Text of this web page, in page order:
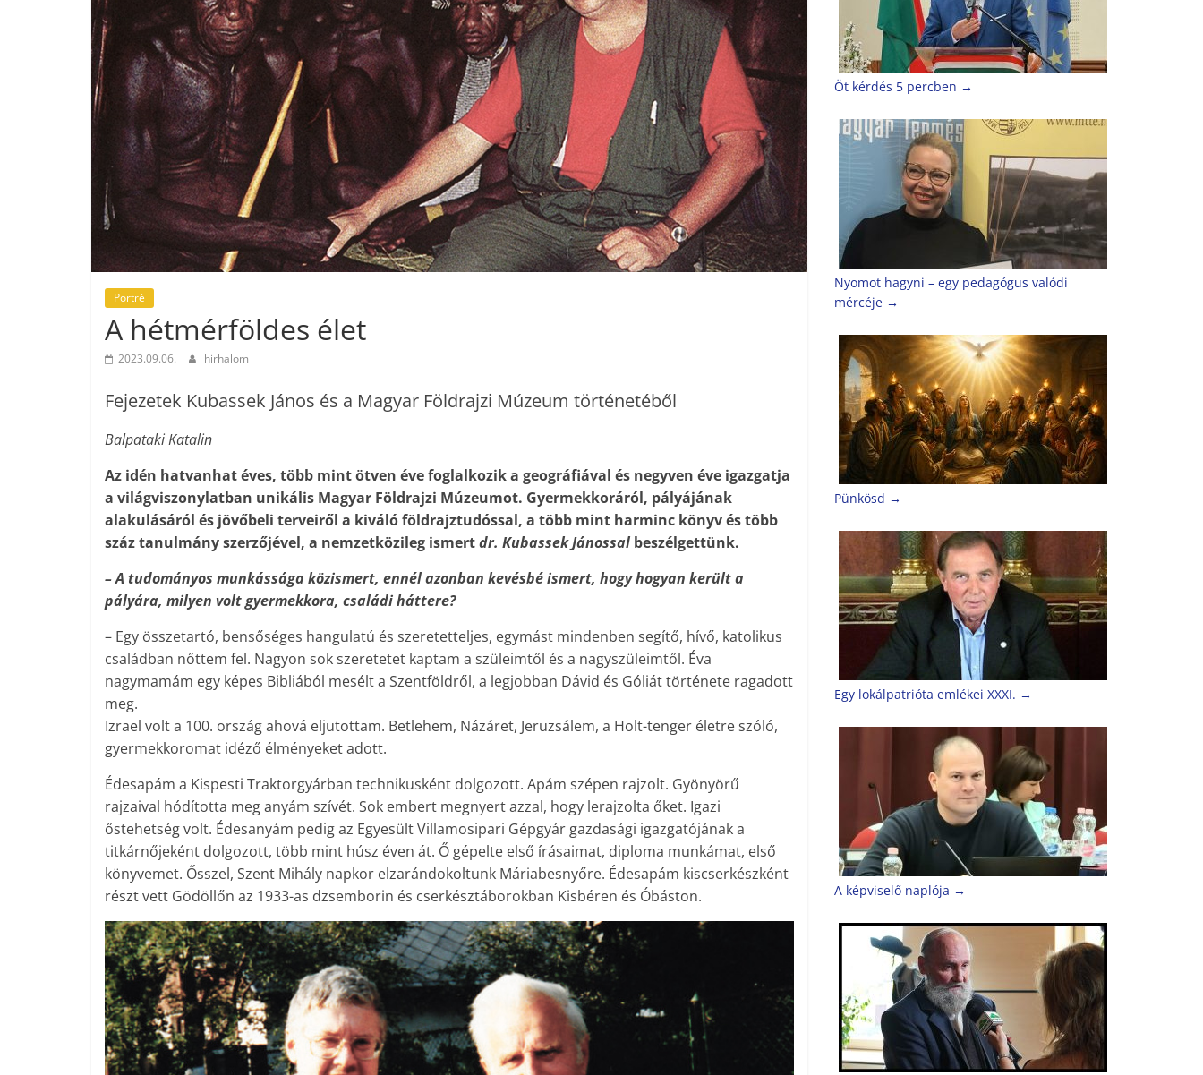
Portré
A hétmérföldes élet
2023.09.06. hirhalom
Fejezetek Kubassek János és a Magyar Földrajzi Múzeum történetéből
Balpataki Katalin
Az idén hatvanhat éves, több mint ötven éve foglalkozik a geográfiával és negyven éve igazgatja
a világviszonylatban unikális Magyar Földrajzi Múzeumot. Gyermekkoráról, pályájának
alakulásáról és jövőbeli terveiről a kiváló földrajztudóssal, a több mint harminc könyv és több
száz tanulmány szerzőjével, a nemzetközileg ismertdr. Kubassek János­sal beszélgettünk.
– A tudományos munkássága közismert, ennél azonban kevésbé ismert, hogy hogyan került a
pályára, milyen volt gyermekkora, családi háttere?
– Egy összetartó, bensőséges hangulatú és szeretetteljes, egymást mindenben segítő, hívő, katolikus
családban nőttem fel. Nagyon sok szeretetet kaptam a szüleimtől és a nagyszüleimtől. Éva
nagymamám egy képes Bibliából mesélt a Szentföldről, a legjobban Dávid és Góliát története ragadott
meg.
Izrael volt a 100. ország ahová eljutottam. Betlehem, Názáret, Jeruzsálem, a Holt-tenger életre szóló,
gyermekkoromat idéző élményeket adott.
Édesapám a Kispesti Traktorgyárban technikusként dolgozott. Apám szépen rajzolt. Gyönyörű
rajzaival hódította meg anyám szívét. Sok embert megnyert azzal, hogy lerajzolta őket. Igazi
őstehetség volt. Édesanyám pedig az Egyesült Villamosipari Gépgyár gazdasági igazgatójának a
titkárnőjeként dolgozott, több mint húsz éven át. Ő gépelte első írásaimat, diploma munkámat, első
könyvemet. Ősszel, Szent Mihály napkor elzarándokoltunk Máriabesnyőre. Édesapám kiscserkészként
részt vett Gödöllőn az 1933-as dzsemborin és cserkésztáborokban Kisbéren és Óbáston.
Öt kérdés 5 percben →
Nyomot hagyni – egy pedagógus valódi
mércéje →
Pünkösd →
Egy lokálpatrióta emlékei XXXI. →
A képviselő naplója →